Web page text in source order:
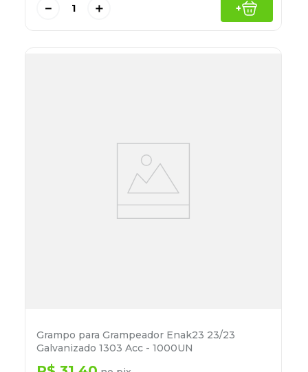
＋
－ +
Grampo para Grampeador Enak23 23/23
Galvanizado 1303 Acc - 1000UN